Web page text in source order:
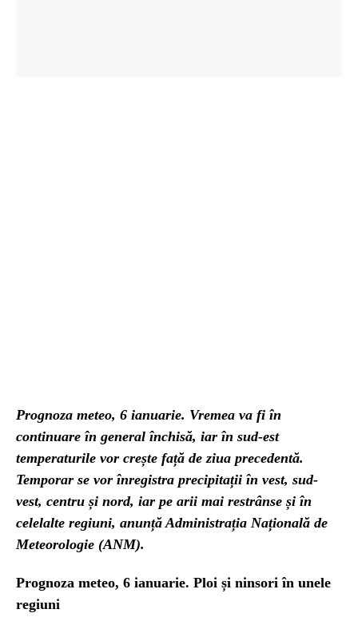
Prognoza meteo, 6 ianuarie. Vremea va fi în
continuare în general închisă, iar în sud-est
temperaturile vor crește față de ziua precedentă.
Temporar se vor înregistra precipitații în vest, sud-
vest, centru și nord, iar pe arii mai restrânse și în
celelalte regiuni, anunță Administrația Națională de
Meteorologie (ANM).
Prognoza meteo, 6 ianuarie. Ploi și ninsori în unele
regiuni